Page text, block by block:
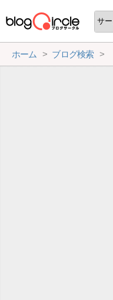
ホーム ブログ検索